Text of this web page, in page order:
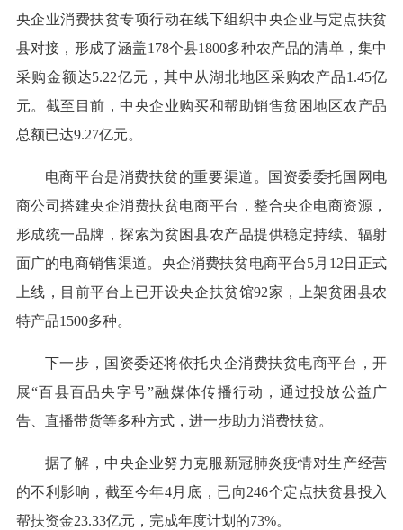
央企业消费扶贫专项行动在线下组织中央企业与定点扶贫
县对接，形成了涵盖178个县1800多种农产品的清单，集中
采购金额达5.22亿元，其中从湖北地区采购农产品1.45亿
元。截至目前，中央企业购买和帮助销售贫困地区农产品
总额已达9.27亿元。
电商平台是消费扶贫的重要渠道。国资委委托国网电
商公司搭建央企消费扶贫电商平台，整合央企电商资源，
形成统一品牌，探索为贫困县农产品提供稳定持续、辐射
面广的电商销售渠道。央企消费扶贫电商平台5月12日正式
上线，目前平台上已开设央企扶贫馆92家，上架贫困县农
特产品1500多种。
下一步，国资委还将依托央企消费扶贫电商平台，开
展“百县百品央字号”融媒体传播行动，通过投放公益广
告、直播带货等多种方式，进一步助力消费扶贫。
据了解，中央企业努力克服新冠肺炎疫情对生产经营
的不利影响，截至今年4月底，已向246个定点扶贫县投入
帮扶资金23.33亿元，完成年度计划的73%。